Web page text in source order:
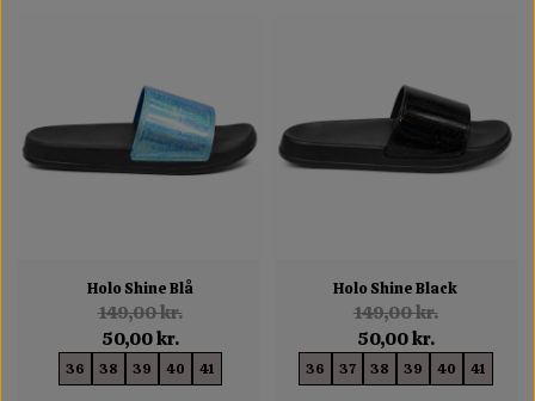
Holo Shine Blå
149,00 kr.
50,00 kr.
36 38 39 40 41
Holo Shine Black
149,00 kr.
50,00 kr.
36 37 38 39 40 41